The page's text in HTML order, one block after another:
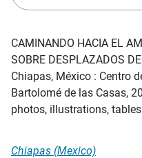
CAMINANDO HACIA EL
SOBRE DESPLAZADOS
Chiapas, México : Centro
Bartolomé de las Casas,
photos, illustrations,
Chiapas (Mexico)